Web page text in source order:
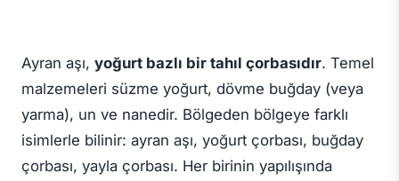
Ayran aşı, yoğurt bazlı bir tahıl çorbasıdır. Temel
malzemeleri süzme yoğurt, dövme buğday (veya
yarma), un ve nanedir. Bölgeden bölgeye farklı
isimlerle bilinir: ayran aşı, yoğurt çorbası, buğday
çorbası, yayla çorbası. Her birinin yapılışında